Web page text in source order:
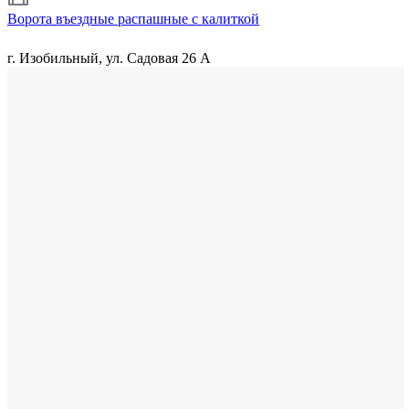
Ворота въездные распашные с калиткой
г. Изобильный, ул. Садовая 26 А